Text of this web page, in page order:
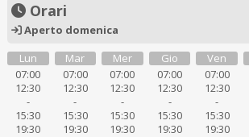
Orari
Aperto domenica
Lun
07:00
12:30
-
15:30
19:30
Mar
07:00
12:30
-
15:30
19:30
Mer
07:00
12:30
-
15:30
19:30
Gio
07:00
12:30
-
15:30
19:30
Ven
07:00
12:30
-
15:30
19:30